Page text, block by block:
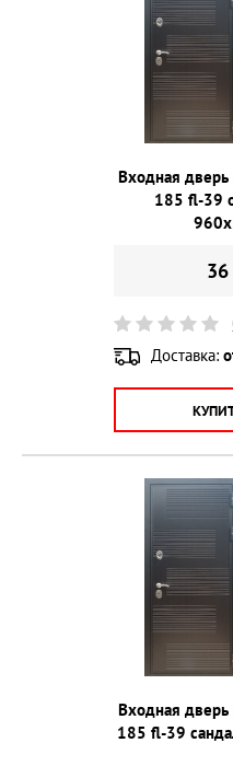
Входная
185 fl-39
Доставка:
Входная
185 fl-39